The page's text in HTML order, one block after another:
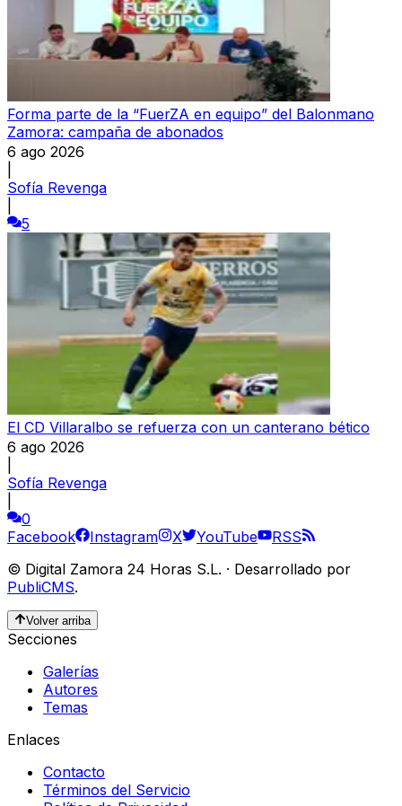
Forma parte de la “FuerZA en equipo” del Balonmano
Zamora: campaña de abonados
6 ago 2026
Sofía Revenga
5
El CD Villaralbo se refuerza con un canterano bético
6 ago 2026
Sofía Revenga
0
Facebook
Instagram X YouTube
RSS
© Digital Zamora 24 Horas S.L. · Desarrollado por
PubliCMS.
Volver arriba
Secciones
Galerías
Autores
Temas
Enlaces
Contacto
Términos del Servicio